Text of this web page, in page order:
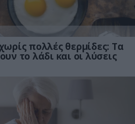
πολλές θερμίδες: Τα
το λάδι και οι λύσεις